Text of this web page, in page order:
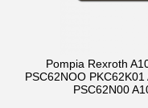
Pompia Rexroth
PSC62NOO
PSC62N00